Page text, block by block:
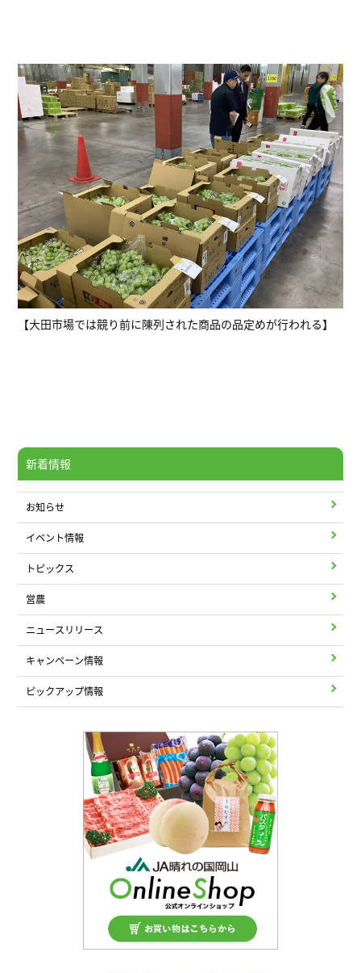
【大田市場では競り前に陳列された商品の品定めが行われる】
新着情報
お知らせ
イベント情報
トピックス
営農
ニュースリリース
キャンペーン情報
ピックアップ情報